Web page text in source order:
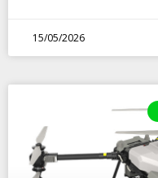
15/05/2026